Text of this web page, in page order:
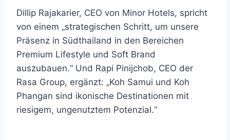
Dillip Rajakarier, CEO von Minor Hotels, spricht
von einem „strategischen Schritt, um unsere
Präsenz in Südthailand in den Bereichen
Premium Lifestyle und Soft Brand
auszubauen.“ Und Rapi Pinijchob, CEO der
Rasa Group, ergänzt: „Koh Samui und Koh
Phangan sind ikonische Destinationen mit
riesigem, ungenutztem Potenzial.“